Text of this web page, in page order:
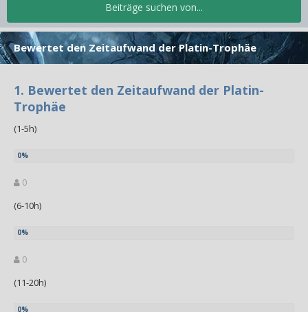
Beiträge suchen von...
Bewertet den Zeitaufwand der Platin-Trophäe
1. Bewertet den Zeitaufwand der Platin-
Trophäe
(1-5h)
0
(6-10h)
0
(11-20h)